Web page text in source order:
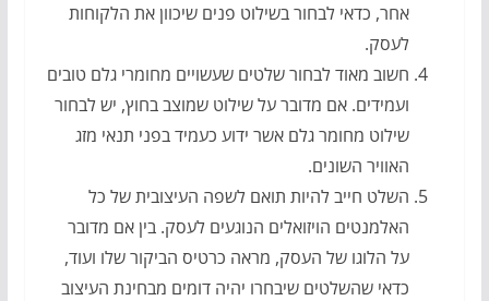
אחר, כדאי לבחור בשילוט פנים שיכוון את הלקוחות
לעסק.
חשוב מאוד לבחור שלטים שעשויים מחומרי גלם טובים
ועמידים. אם מדובר על שילוט שמוצב בחוץ, יש לבחור
שילוט מחומר גלם אשר ידוע כעמיד בפני תנאי מזג
האוויר השונים.
השלט חייב להיות תואם לשפה העיצובית של כל
האלמנטים הויזואלים הנוגעים לעסק. בין אם מדובר
על הלוגו של העסק, מראה כרטיס הביקור שלו ועוד,
כדאי שהשלטים שיבחרו יהיה דומים מבחינת העיצוב